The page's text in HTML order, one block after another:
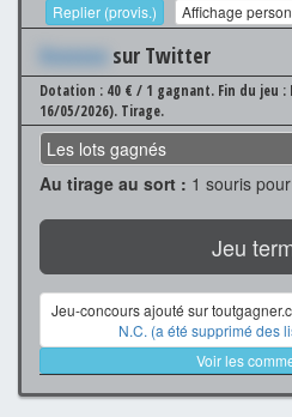
Replier (provis.) Affichage
Xxxxxxx sur Twitter
Dotation : 40 € / 1 gagnant. Fin du jeu :
16/05/2026). Tirage.
Les lots gagnés
Au tirage au sort : 1 souris
Jeu
Jeu-concours ajouté sur
N.C. (a été supprimé des
Voir les